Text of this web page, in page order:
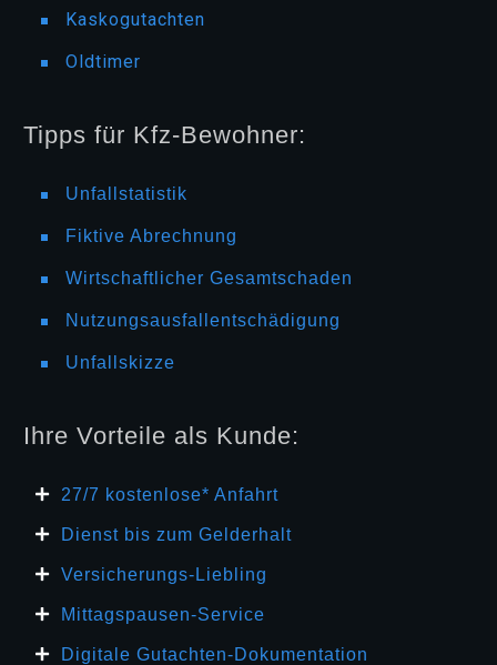
Kaskogutachten
Oldtimer
Tipps für Kfz-Bewohner:
Unfallstatistik
Fiktive Abrechnung
Wirtschaftlicher Gesamtschaden
Nutzungsausfallentschädigung
Unfallskizze
Ihre Vorteile als Kunde:
27/7 kosten lose* Anfahrt
Dienst bis zum Gelderhalt
Versicherungs-Liebling
Mittagspausen-Service
Digitale Gutachten-Dokumentation